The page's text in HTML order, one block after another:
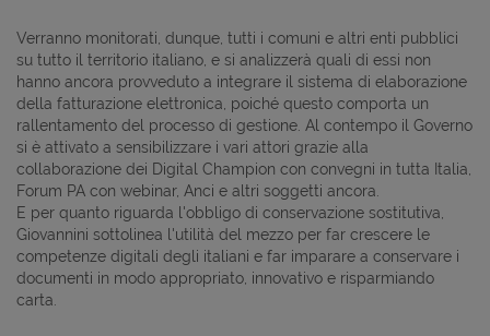
Verranno monitorati, dunque, tutti i comuni e altri enti pubblici
su tutto il territorio italiano, e si analizzerà quali di essi non
hanno ancora provveduto a integrare il sistema di elaborazione
della fatturazione elettronica, poiché questo comporta un
rallentamento del processo di gestione. Al contempo il Governo
si è attivato a sensibilizzare i vari attori grazie alla
collaborazione dei Digital Champion con convegni in tutta Italia,
Forum PA con webinar, Anci e altri soggetti ancora.
E per quanto riguarda l'obbligo di conservazione sostitutiva,
Giovannini sottolinea l'utilità del mezzo per far crescere le
competenze digitali degli italiani e far imparare a conservare i
documenti in modo appropriato, innovativo e risparmiando
carta.